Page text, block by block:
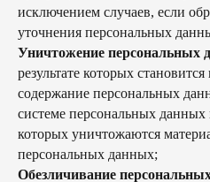
исключением случаев, если
уточнения персональных
Уничтожение персональных
результате которых
содержание персональных
системе персональных данных
которых уничтожаются
персональных данных;
Обезличивание